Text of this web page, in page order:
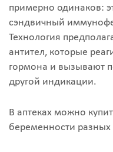
примерно одинаков:
сэндвичный
Технология
антител, которые
гормона и вызывают
другой индикации.
В аптеках можно
беременности разных